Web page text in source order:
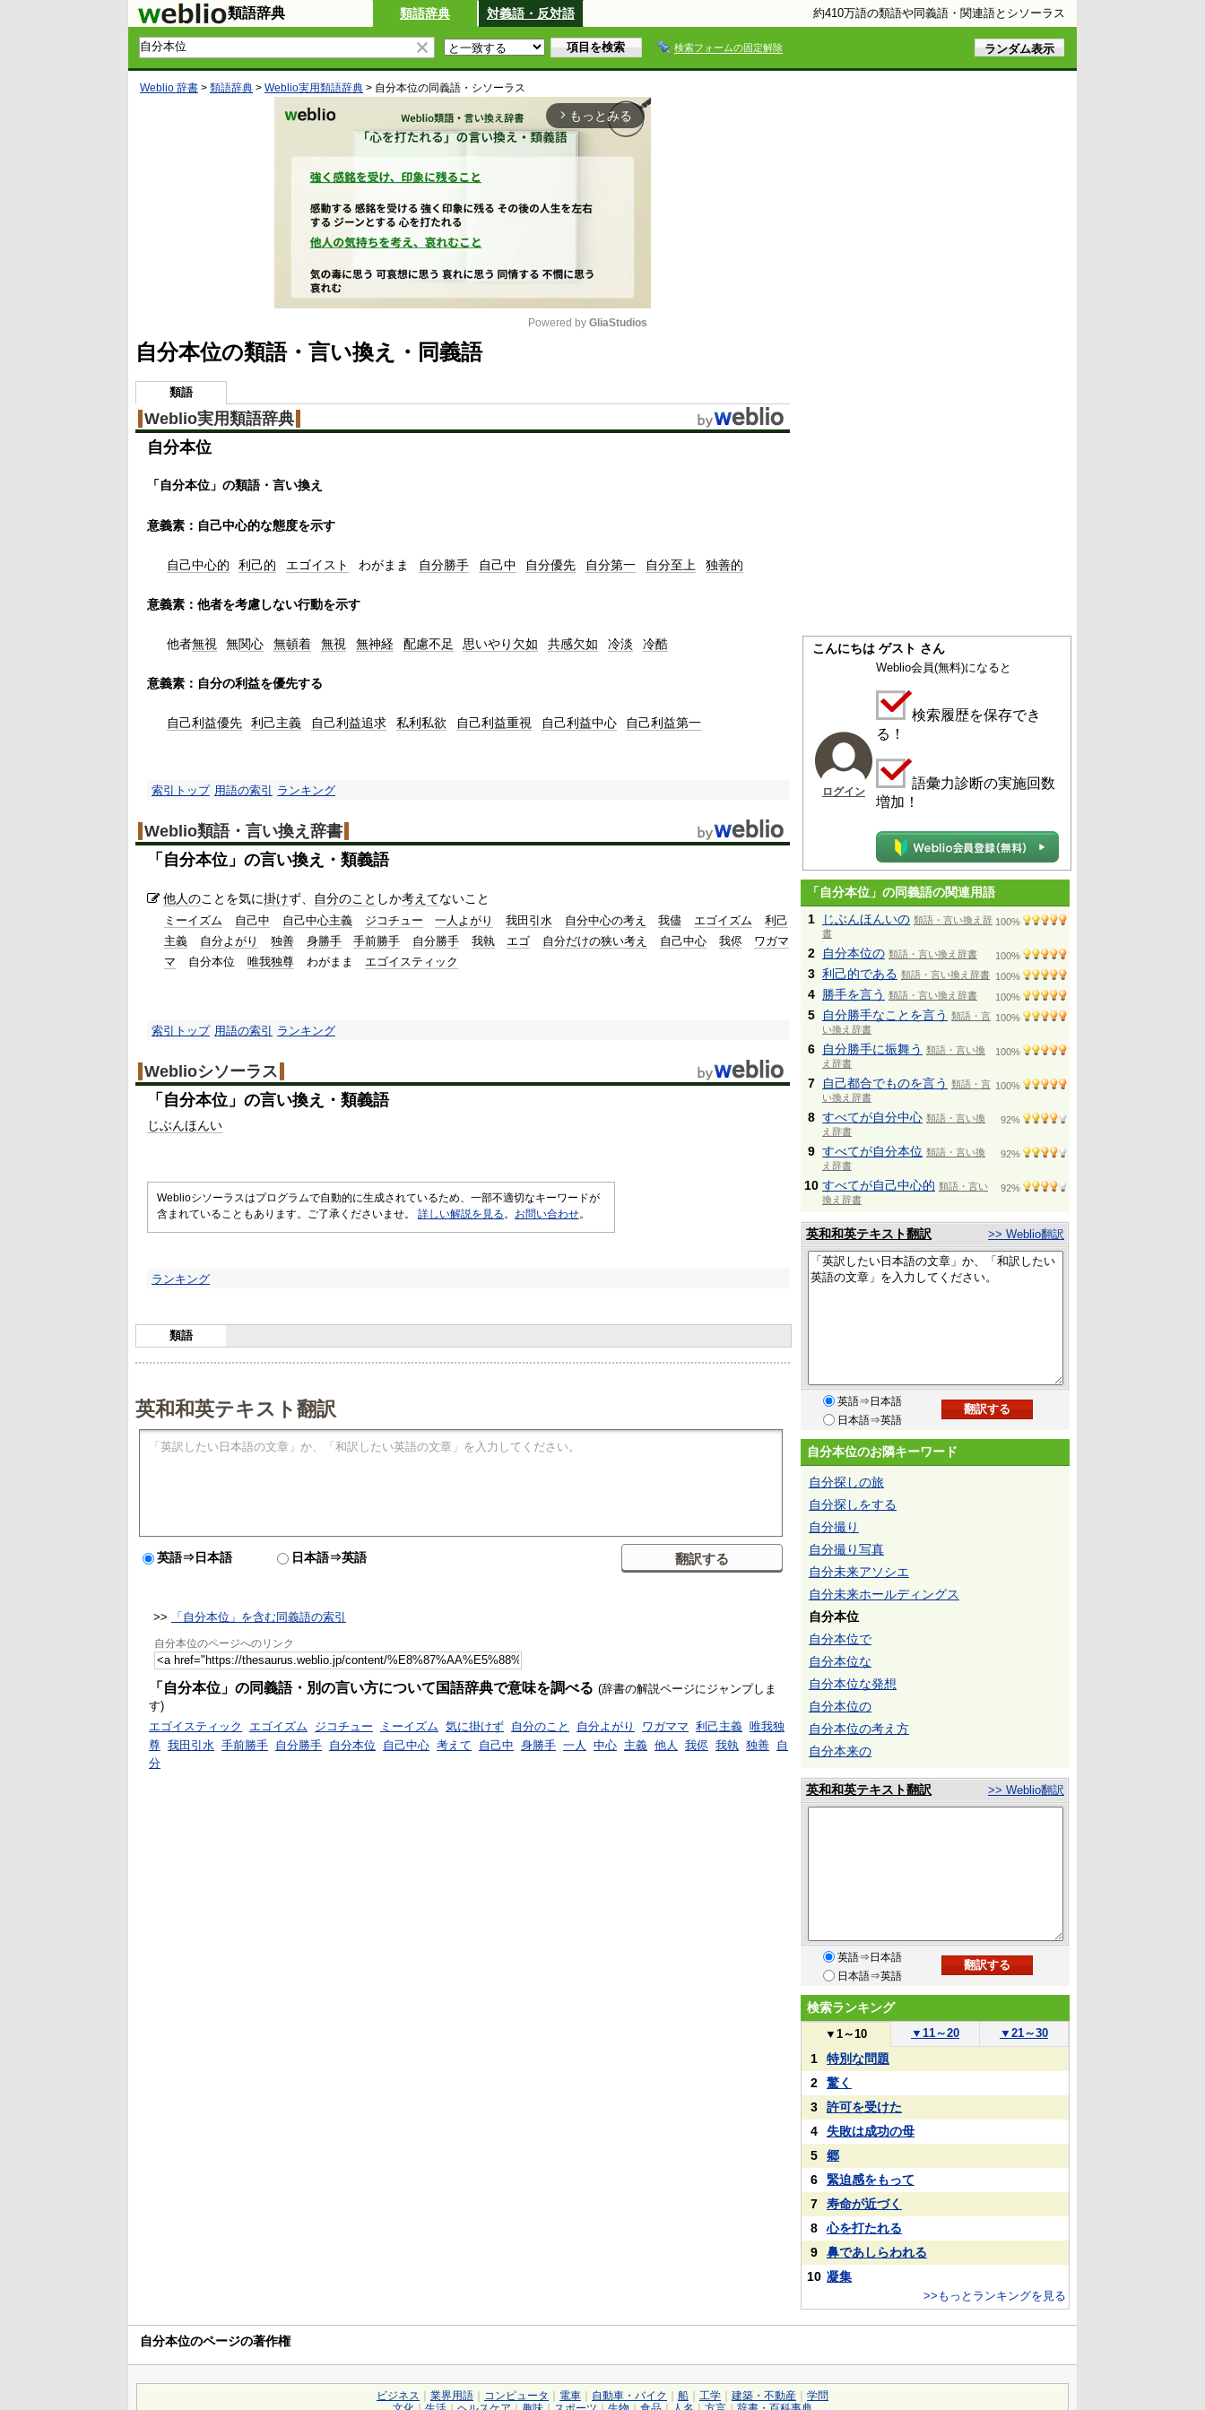
類語辞典 類語辞典 対義語・反対語 約410万語の類語や同義語・関連語とシソーラス
検索フォームの固定解除
Weblio 辞書 > 類語辞典 > Weblio実用類語辞典 > 自分本位の同義語・シソーラス
arrow_forward_ios もっとみる
Powered by GliaStudios
自分本位の類語・言い換え・同義語
類語
Weblio実用類語辞典
自分本位
「自分本位」の類語・言い換え
意義素：自己中心的な態度を示す
自己中心的 利己的 エゴイスト わがまま 自分勝手 自己中 自分優先 自分第一 自分至上 独善的
意義素：他者を考慮しない行動を示す
他者無視 無関心 無頓着 無視 無神経 配慮不足 思いやり 欠如 共感欠如 冷淡 冷酷
意義素：自分の利益を優先する
自己利益優先 利己主義 自己利益追求 私利私欲 自己利益重視 自己利益中心 自己利益第一
索引トップ 用語の索引 ランキング
Weblio類語・言い換え辞書
「 自分本位 」の言い換え・類義語
他人のことを気に掛けず、 自分のこと しか考えてないこと
ミーイズム 自己中 自己中心主義 ジコチュー 一人よがり 我田引水 自分中心の考え 我儘 エゴイズム
利己
主義
自分よがり 独善 身勝手 手前勝手 自分勝手 我執 エゴ 自分だけの狭い考え 自己中心 我侭
ワガマ
マ
自分本位 唯我独尊 わがまま エゴイスティック
索引トップ 用語の索引 ランキング
Weblioシソーラス
「 自分本位 」の言い換え・類義語
じぶんほんい
Weblioシソーラスはプログラムで自動的に生成されているため、一部不適切なキーワードが
含まれていることもあります。ご了承くださいませ。 詳しい解説を見る 。 お問い合わせ。
ランキング
類語
英和和英テキスト翻訳
英語⇒日本語 日本語⇒英語
>> 「自分本位」を含む同義語の索引
自分本位のページへのリンク
「自分本位」の同義語・別の言い方について国語辞典で意味を調べる (辞書の解説ページにジャンプしま
す)
エゴイスティック
エゴイズム ジコチュー ミーイズム 気に掛けず 自分のこと 自分よがり ワガママ 利己主義 唯我独
尊 我田引水 手前勝手 自分勝手 自分本位 自己中心 考えて 自己中 身勝手 一人 中心 主義 他人 我侭 我執 独善 自
分
こんにちは ゲスト さん
ログイン
Weblio会員(無料)になると
検索履歴を保存でき
る！
語彙力診断の実施回数
増加！
「自分本位」の同義語の関連用語
1
じぶんほんいの 類語・言い換え辞
書
100%
2 自分本位の 類語・言い換え辞書 100%
3 利己的である 類語・言い換え辞書 100%
4 勝手を言う 類語・言い換え辞書 100%
5 自分勝手なことを言う 類語・言
い換え辞書
100%
6 自分勝手に振舞う 類語・言い換
え辞書
100%
7 自己都合でものを言う 類語・言
い換え辞書
100%
8 すべてが自分中心 類語・言い換
え辞書
92%
9 すべてが自分本位 類語・言い換
え辞書
92%
10 すべてが自己中心的 類語・言い
換え辞書
92%
英和和英テキスト翻訳 >> Weblio翻訳
英語⇒日本語
日本語⇒英語
自分本位のお隣キーワード
自分探しの旅
自分探しをする
自分撮り
自分撮り写真
自分未来アソシエ
自分未来ホールディングス
自分本位
自分本位で
自分本位な
自分本位な発想
自分本位の
自分本位の考え方
自分本来の
英和和英テキスト翻訳 >> Weblio翻訳
英語⇒日本語
日本語⇒英語
検索ランキング
▼ 1～10 ▼ 11～20 ▼ 21～30
1
特別な問題
2
驚く
3
許可を受けた
4
失敗は成功の母
5
郷
6
緊迫感をもって
7
寿命が近づく
8
心を打たれる
9
鼻であしらわれる
10 凝集
>>もっとランキングを見る
自分本位のページの著作権
ビジネス 業界用語 コンピュータ 電車 自動車・バイク 船 工学 建築・不動産
学問